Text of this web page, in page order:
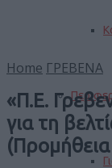
Home ΓΡΕΒΕΝΑ
«Π.Ε.
για τη